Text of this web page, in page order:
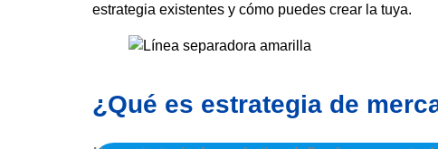
estrategia existentes y cómo puedes crear la tuya.
¿Qué es estrategia de